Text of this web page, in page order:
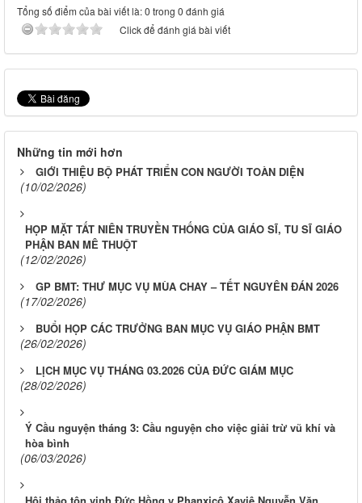
Tổng số điểm của bài viết là: 0 trong 0 đánh giá
Click để đánh giá bài viết
Những tin mới hơn
GIỚI THIỆU BỘ PHÁT TRIỂN CON NGƯỜI TOÀN DIỆN
(10/02/2026)
HỌP MẶT TẤT NIÊN TRUYỀN THỐNG CỦA GIÁO SĨ, TU SĨ GIÁO
PHẬN BAN MÊ THUỘT
(12/02/2026)
GP BMT: ​​​​​​​THƯ MỤC VỤ MÙA CHAY – TẾT NGUYÊN ĐÁN 2026
(17/02/2026)
BUỔI HỌP CÁC TRƯỞNG BAN MỤC VỤ GIÁO PHẬN BMT
(26/02/2026)
LỊCH MỤC VỤ THÁNG 03.2026 CỦA ĐỨC GIÁM MỤC
(28/02/2026)
Ý Cầu nguyện tháng 3: Cầu nguyện cho việc giải trừ vũ khí và
hòa bình
(06/03/2026)
Hội thảo tôn vinh Đức Hồng y Phanxicô Xaviê Nguyễn Văn